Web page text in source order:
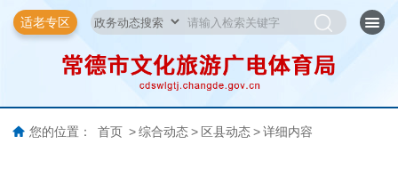
适老专区
您的位置： 首页 > 综合动态 > 区县动态 > 详细内容